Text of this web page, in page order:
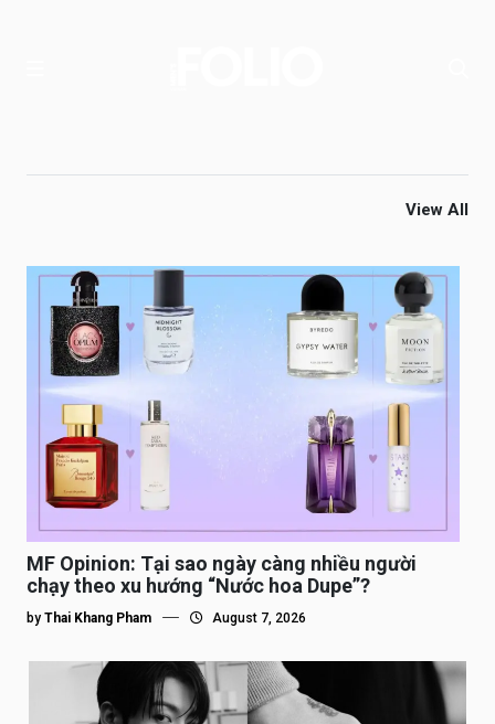
View All
MF Opinion: Tại sao ngày càng nhiều người
chạy theo xu hướng “Nước hoa Dupe”?
by Thai Khang Pham August 7, 2026